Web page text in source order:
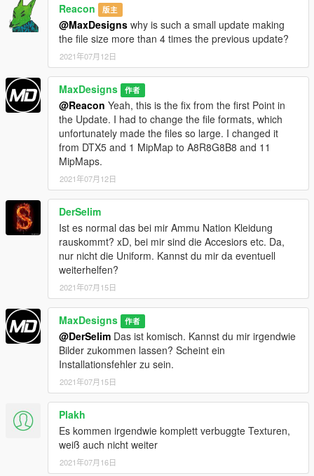
V1.0.7
+ Farbe der Diensthemden angepasst
+ Warnweste für Zoll
+ Installationsanweisungen angepasst
V1.0.9
+ Uniformen nun auch in EUP 8.2+ nutzbar
+ Rework der Hemden
-> neues Model, neue Textur, Patches nun auf den Hemden
- Externe Patches entfernt
+ Rework der Sterne (Farbe, Größe)
-> Nun 5 silberne und blaue Sterne verfügbar
+ Rework des Pullovers
+ Rework der Jacke
+ Rework der Warnweste
+ Neue Mütze (blau und weiß)
-> neue Bandfarben (blau, silber, gold)
+ 2 neue Hosen (Zoll und Polizei)
+ Sterne für "Vizepräsident einer Bundespolizeidirektion",
"Präsident einer Bundespolizeidirektion", "Vizepräsident beim
Bundespolizeipräsidium" und "Präsident des
Bundespolizeipräsidiums" auf den Schulterklappen
+ Rework der Bereitschaftspolizei-Uniform
+ Neue Helme für die Bereitschaftspolizei
+ Rework der GsG9-Uniform
+ Neue Weste für die GsG9
+ Neue Helme für die GsG9
+ Rot-Orange Warnweste für die Polizei
Reacon 版主
@MaxDesigns why is such a small update making
the file size more than 4 times the previous update?
2021年07月12日
MaxDesigns 作者
@Reacon Yeah, this is the fix from the first Point in
the Update. I had to change the file formats, which
unfortunately made the files so large. I changed it
from DTX5 and 1 MipMap to A8R8G8B8 and 11
MipMaps.
2021年07月12日
DerSelim
Ist es normal das bei mir Ammu Nation Kleidung
rauskommt? xD, bei mir sind die Accesiors etc. Da,
nur nicht die Uniform. Kannst du mir da eventuell
weiterhelfen?
2021年07月15日
MaxDesigns 作者
@DerSelim Das ist komisch. Kannst du mir irgendwie
Bilder zukommen lassen? Scheint ein
Installationsfehler zu sein.
2021年07月15日
Plakh
Es kommen irgendwie komplett verbuggte Texturen,
weiß auch nicht weiter
2021年07月16日